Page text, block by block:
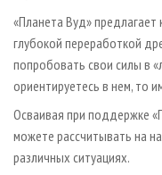
ПРОИЗВОДСТВО
ДЕРЕВЯННОЕ
ПРОИЗВОДСТВО
БИОЭНЕРГЕТИКА
ЦБП
ПЕРСОНЫ
МОБИЛЬНЫЕ
ОФИЦИАЛЬНЫЕ
RUSSIAN FORESTRY
ГАЗЕТА
КОНТАКТЫ
РЕКЛАМА
РЕКЛАМА НА САЙТЕ
«Планета Вуд»
глубокой переработкой
попробовать свои силы в
ориентируетесь в нем, то
Осваивая при поддержке
можете рассчитывать на
различных ситуациях.